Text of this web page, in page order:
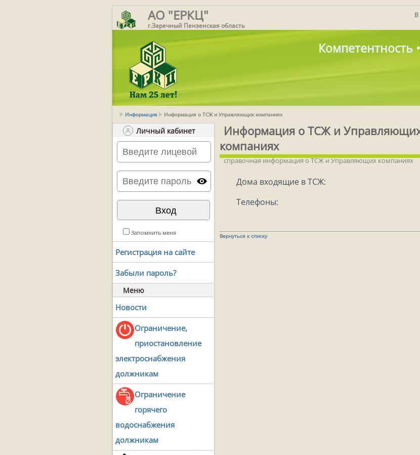
АО "ЕРКЦ"
г.Заречный Пензенская область
В
Компетентность
Информация Информация о ТСЖ и Управляющих компаниях
Личный кабинет
Запомнить меня
Регистрация на сайте
Забыли пароль?
Меню
Новости
Ограничение,
приостановление
электроснабжения
должникам
Ограничение
горячего
водоснабжения
должникам
Информация о ТСЖ и
компаниях
справочная информация о ТСЖ и Управляющих компаниях
Дома входящие в ТСЖ:
Телефоны:
Вернуться к списку